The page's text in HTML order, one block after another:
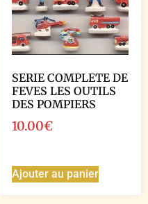
SERIE COMPLETE DE
FEVES LES OUTILS
DES POMPIERS
10.00€
Ajouter au panier